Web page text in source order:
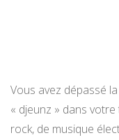
Vous avez dépassé
« djeunz » dans
rock, de musique